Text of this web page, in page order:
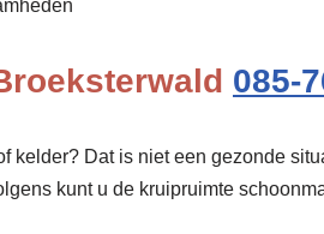
085-
kelder? Dat is niet een gezonde
kunt u de kruipruimte